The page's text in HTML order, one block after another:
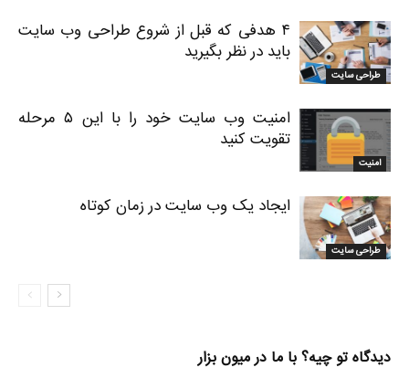
طراحی سایت
۴ هدفی که قبل از شروع طراحی وب سایت
باید در نظر بگیرید
امنیت
امنیت وب سایت خود را با این ۵ مرحله
تقویت کنید
طراحی سایت
ایجاد یک وب سایت در زمان کوتاه
دیدگاه تو چیه؟ با ما در میون بزار